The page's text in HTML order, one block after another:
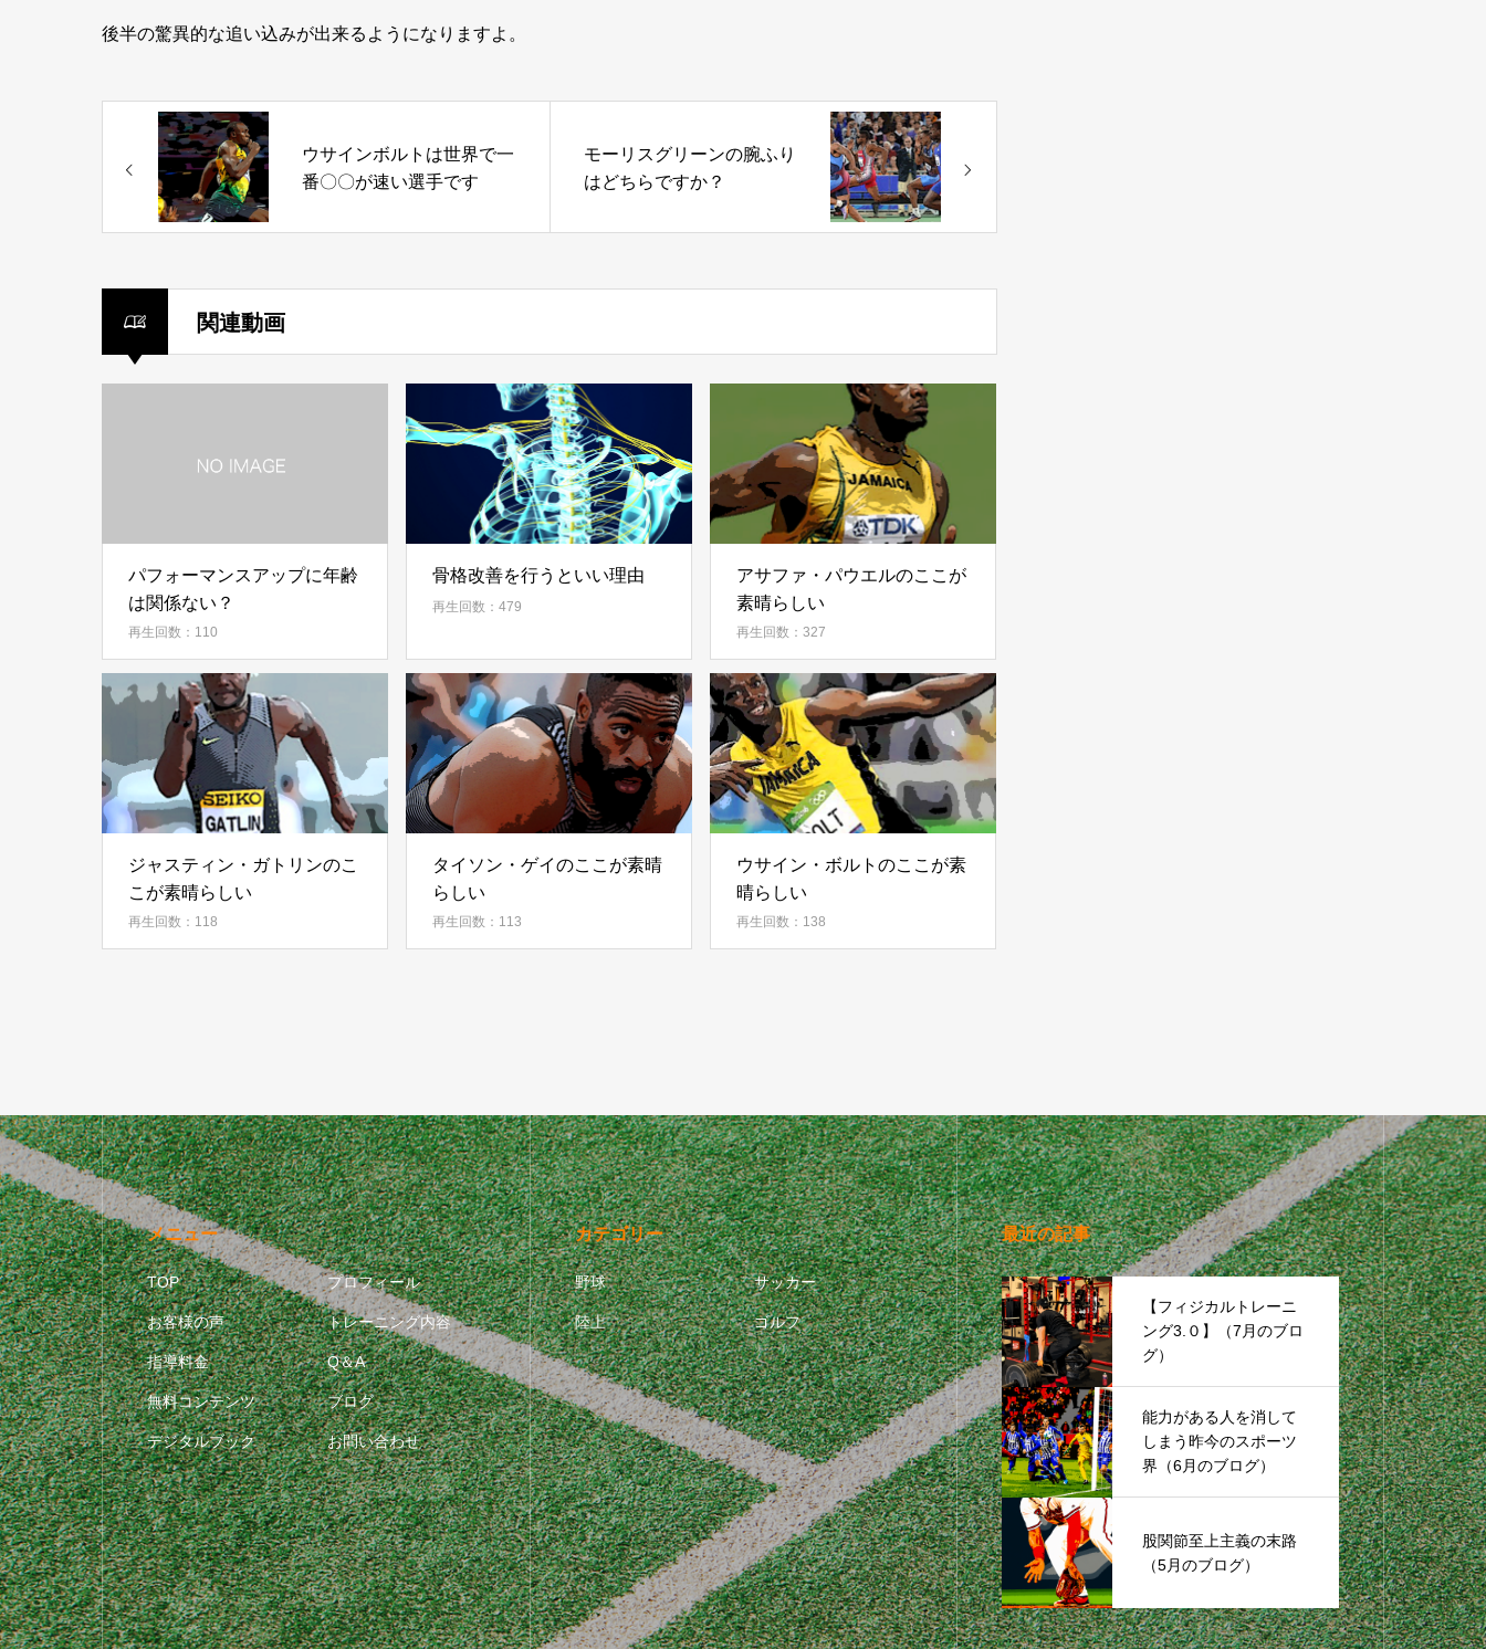
後半の驚異的な追い込みが出来るようになりますよ。
ウサインボルトは世界で一
番〇〇が速い選手です
モーリスグリーンの腕ふり
はどちらですか？
関連動画
パフォーマンスアップに年齢
は関係ない？
再生回数：110
骨格改善を行うといい理由
再生回数：479
アサファ・パウエルのここが
素晴らしい
再生回数：327
ジャスティン・ガトリンのこ
こが素晴らしい
再生回数：118
タイソン・ゲイのここが素晴
らしい
再生回数：113
ウサイン・ボルトのここが素
晴らしい
再生回数：138
メニュー
TOP プロフィール
お客様の声 トレーニング内容
指導料金 Q＆A
無料コンテンツ ブログ
デジタルブック お問い合わせ
カテゴリー
野球 サッカー
陸上 ゴルフ
最近の記事
【フィジカルトレーニ
ング3.０】（7月のブロ
グ）
能力がある人を消して
しまう昨今のスポーツ
界（6月のブログ）
股関節至上主義の末路
（5月のブログ）